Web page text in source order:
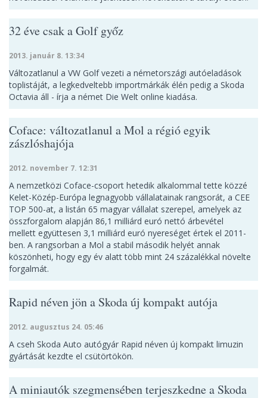
32 éve csak a Golf győz
2013. január 8. 13:34
Változatlanul a VW Golf vezeti a németországi autóeladások
toplistáját, a legkedveltebb importmárkák élén pedig a Skoda
Octavia áll - írja a német Die Welt online kiadása.
Coface: változatlanul a Mol a régió egyik
zászlóshajója
2012. november 7. 12:31
A nemzetközi Coface-csoport hetedik alkalommal tette közzé
Kelet-Közép-Európa legnagyobb vállalatainak rangsorát, a CEE
TOP 500-at, a listán 65 magyar vállalat szerepel, amelyek az
összforgalom alapján 86,1 milliárd euró nettó árbevétel
mellett együttesen 3,1 milliárd euró nyereséget értek el 2011-
ben. A rangsorban a Mol a stabil második helyét annak
köszönheti, hogy egy év alatt több mint 24 százalékkal növelte
forgalmát.
Rapid néven jön a Skoda új kompakt autója
2012. augusztus 24. 05:46
A cseh Skoda Auto autógyár Rapid néven új kompakt limuzin
gyártását kezdte el csütörtökön.
A miniautók szegmensében terjeszkedne a Skoda